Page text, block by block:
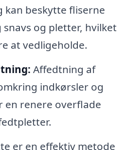
beskytte fliserne
og pletter, hvilket
at vedligeholde.
Affedtning af
indkørsler og
en renere overflade
er en effektiv metode